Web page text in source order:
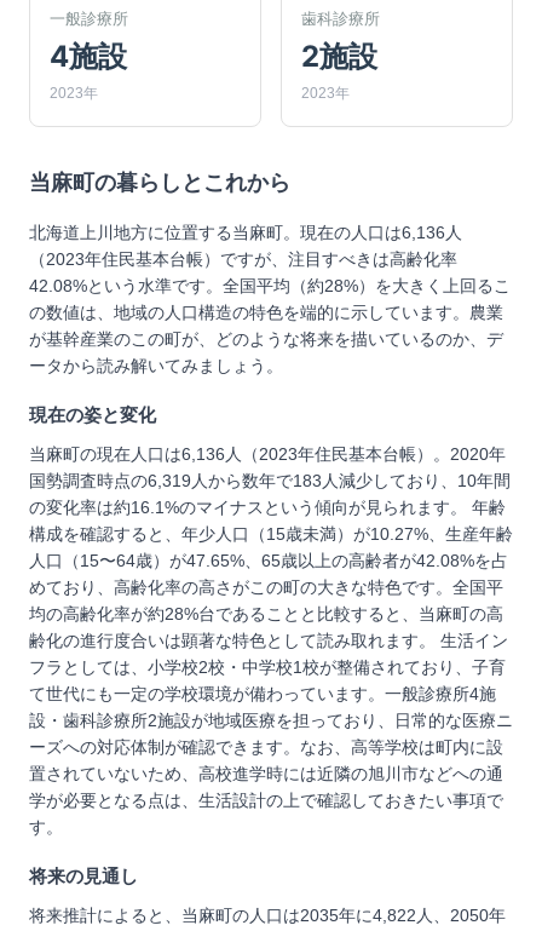
一般診療所
4施設
2023年
歯科診療所
2施設
2023年
当麻町 の暮らしとこれから
北海道上川地方に位置する当麻町。現在の人口は6,136人
（2023年住民基本台帳）ですが、注目すべきは高齢化率
42.08%という水準です。全国平均（約28%）を大きく上回るこ
の数値は、地域の人口構造の特色を端的に示しています。農業
が基幹産業のこの町が、どのような将来を描いているのか、デ
ータから読み解いてみましょう。
現在の姿と変化
当麻町の現在人口は6,136人（2023年住民基本台帳）。2020年
国勢調査時点の6,319人から数年で183人減少しており、10年間
の変化率は約16.1%のマイナスという傾向が見られます。 年齢
構成を確認すると、年少人口（15歳未満）が10.27%、生産年齢
人口（15〜64歳）が47.65%、65歳以上の高齢者が42.08%を占
めており、高齢化率の高さがこの町の大きな特色です。全国平
均の高齢化率が約28%台であることと比較すると、当麻町の高
齢化の進行度合いは顕著な特色として読み取れます。 生活イン
フラとしては、小学校2校・中学校1校が整備されており、子育
て世代にも一定の学校環境が備わっています。一般診療所4施
設・歯科診療所2施設が地域医療を担っており、日常的な医療ニ
ーズへの対応体制が確認できます。なお、高等学校は町内に設
置されていないため、高校進学時には近隣の旭川市などへの通
学が必要となる点は、生活設計の上で確認しておきたい事項で
す。
将来の見通し
将来推計によると、当麻町の人口は2035年に4,822人、2050年